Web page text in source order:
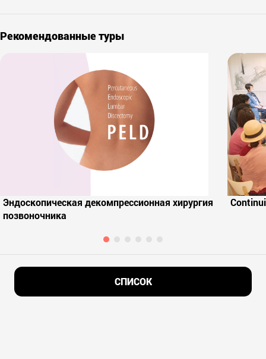
Рекомендованные туры
Эндоскопическая декомпрессионная хирургия
позвоночника
СПИСОК